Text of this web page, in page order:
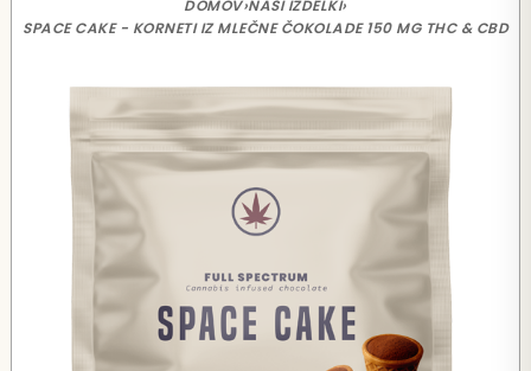
DOMOV›NAŠI IZDELKI›
SPACE CAKE - KORNETI IZ MLEČNE ČOKOLADE 150 MG THC & CBD